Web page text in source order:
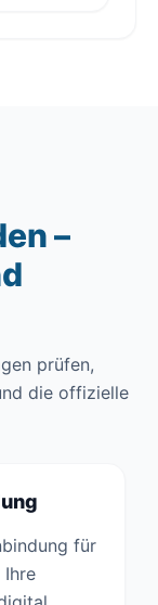
–
prüfen,
die offizielle
für
Ihre